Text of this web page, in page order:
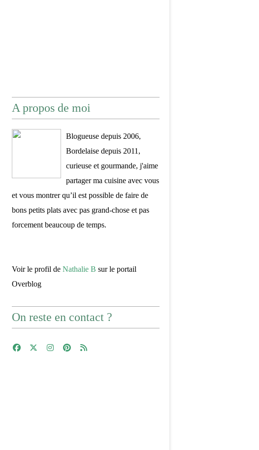
A propos de moi
Blogueuse depuis 2006,
Bordelaise depuis 2011,
curieuse et gourmande, j'aime
partager ma cuisine avec vous
et vous montrer qu’il est possible de faire de
bons petits plats avec pas grand-chose et pas
forcement beaucoup de temps.
Voir le profil de Nathalie B sur le portail
Overblog
On reste en contact ?